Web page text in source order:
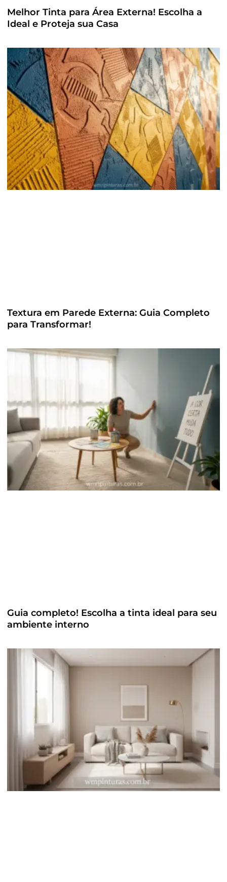
Melhor Tinta para Área Externa! Escolha a
Ideal e Proteja sua Casa
Textura em Parede Externa: Guia Completo
para Transformar!
Guia completo! Escolha a tinta ideal para seu
ambiente interno